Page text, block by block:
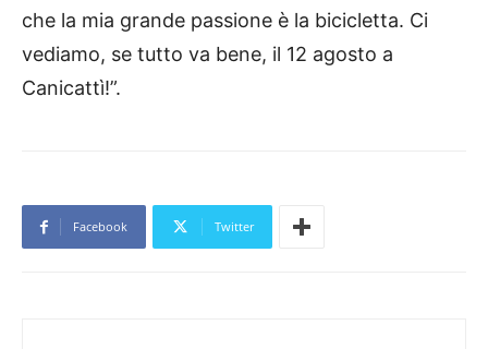
che la mia grande passione è la bicicletta. Ci
vediamo, se tutto va bene, il 12 agosto a
Canicattì!”.
Facebook Twitter